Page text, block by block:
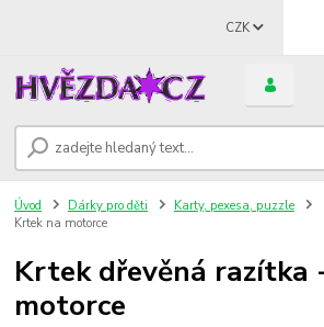
CZK
Úvod Dárky pro děti Karty, pexesa, puzzle
Krtek na motorce
Krtek dřevěná razítka
motorce